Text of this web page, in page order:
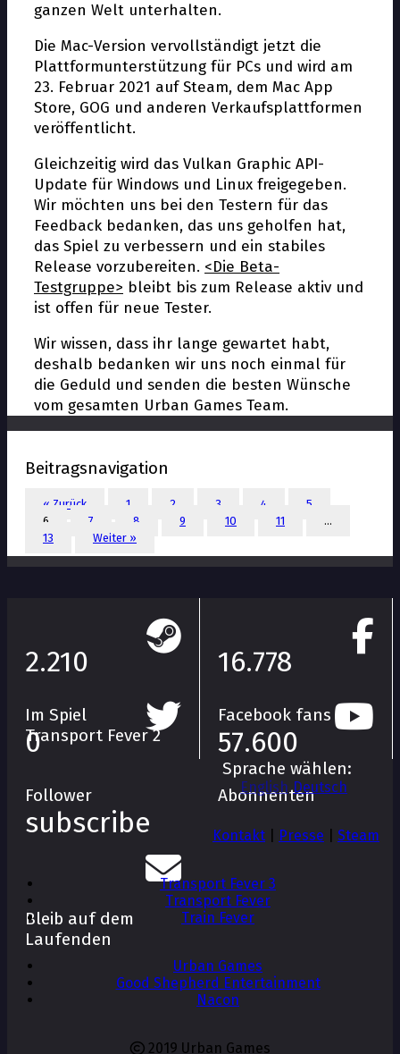
ganzen Welt unterhalten.
Die Mac-Version vervollständigt jetzt die
Plattformunterstützung für PCs und wird am
23. Februar 2021 auf Steam, dem Mac App
Store, GOG und anderen Verkaufsplattformen
veröffentlicht.
Gleichzeitig wird das Vulkan Graphic API-
Update für Windows und Linux freigegeben.
Wir möchten uns bei den Testern für das
Feedback bedanken, das uns geholfen hat,
das Spiel zu verbessern und ein stabiles
Release vorzubereiten. <Die Beta-
Testgruppe> bleibt bis zum Release aktiv und
ist offen für neue Tester.
Wir wissen, dass ihr lange gewartet habt,
deshalb bedanken wir uns noch einmal für
die Geduld und senden die besten Wünsche
vom gesamten Urban Games Team.
Beitragsnavigation
« Zurück 1 2 3 4
5
6
7 8 9 10 11
…
13
Weiter »
2.210
Im Spiel
Transport Fever 2
16.778
Facebook fans
0
Follower
57.600
Abonnenten
subscribe
Bleib auf dem
Laufenden
Sprache wählen:
English Deutsch
Kontakt Presse Steam
Transport Fever 3
Transport Fever
Train Fever
Urban Games
Good Shepherd Entertainment
Nacon
2019 Urban Games